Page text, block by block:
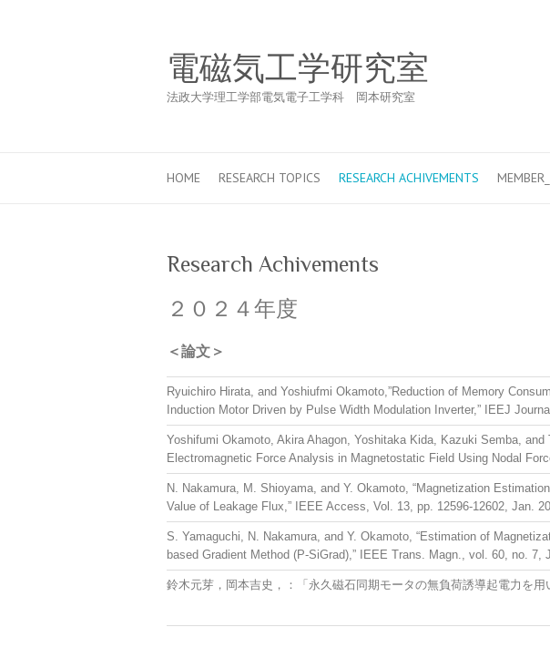
電磁気工学研究室
法政大学理工学部電気電子工学科 岡本研究室
HOME RESEARCH TOPICS RESEARCH ACHIVEMENTS
Research Achivements
２０２４年度
＜論文＞
Ryuichiro Hirata, and Yoshiufmi Okamoto,”Reduction of Memory
Induction Motor Driven by Pulse Width Modulation Inverter,” IEEJ
Yoshifumi Okamoto, Akira Ahagon, Yoshitaka Kida, Kazuki Semba,
Electromagnetic Force Analysis in Magnetostatic Field Using Nodal
N. Nakamura, M. Shioyama, and Y. Okamoto, “Magnetization
Value of Leakage Flux,” IEEE Access, Vol. 13, pp. 12596-12602, Jan.
S. Yamaguchi, N. Nakamura, and Y. Okamoto, “Estimation of
based Gradient Method (P-SiGrad),” IEEE Trans. Magn., vol. 60, no. 7,
鈴木元芽，岡本吉史，：「永久磁石同期モータの無負荷誘導起電力を